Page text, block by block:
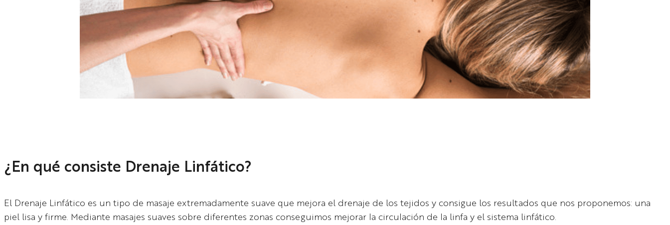
¿En qué consiste Drenaje Linfático?
El Drenaje Linfático es un tipo de masaje extremadamente suave que mejora el drenaje de los tejidos y consigue los resultados que nos proponemos: una
piel lisa y firme. Mediante masajes suaves sobre diferentes zonas conseguimos mejorar la circulación de la linfa y el sistema linfático.